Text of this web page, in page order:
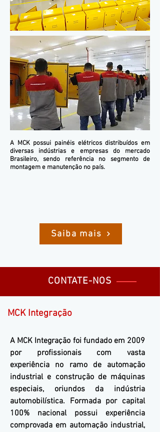
A MCK possui painéis elétricos distribuídos em
diversas indústrias e empresas do mercado
Brasileiro, sendo referência no segmento de
montagem e manutenção no país.
Saiba mais
MCK Integração
A MCK Integração foi fundado em 2009
por profissionais com vasta
experiência no ramo de automação
industrial e construção de máquinas
especiais, oriundos da indústria
automobilística. Formada por capital
100% nacional possui experiência
comprovada em automação industrial,
CONTATE-NOS